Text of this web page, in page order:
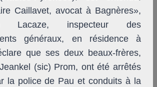
Caillavet, avocat à Bagnères»,
Lacaze, inspecteur des
généraux, en résidence à
que ses deux beaux-frères,
(sic) Prom, ont été arrêtés
la police de Pau et conduits à la